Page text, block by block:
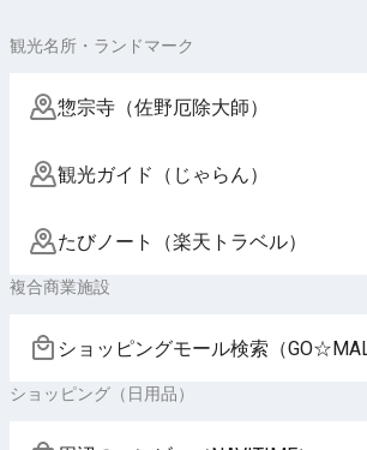
観光名所・ランドマーク
惣宗寺（佐野厄除大師）
観光ガイド（じゃらん）
たびノート（楽天トラベル）
複合商業施設
ショッピングモール検索（
ショッピング（日用品）